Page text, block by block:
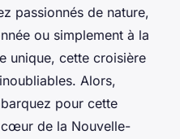
passionnés de nature,
ou simplement à la
unique, cette croisière
Alors,
pour cette
de la Nouvelle-